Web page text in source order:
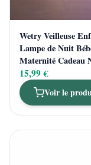
Wetry Veilleuse
Lampe de Nuit
Maternité Cadeau
15,99 €
Voir le